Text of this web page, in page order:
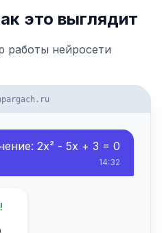
это выглядит
работы нейросети
2x² - 5x + 3 = 0
14:32